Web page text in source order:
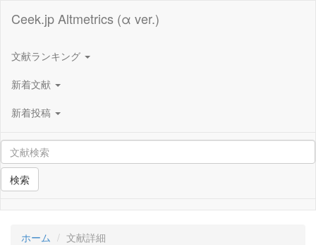
Ceek.jp Altmetrics (α ver.)
文献ランキング
新着文献
新着投稿
検索
ホーム 文献詳細